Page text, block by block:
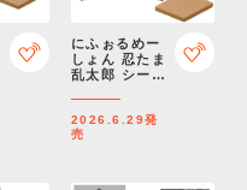
にふぉるめー
しょん 忍たま
乱太郎 シール
2026.6.29発
売